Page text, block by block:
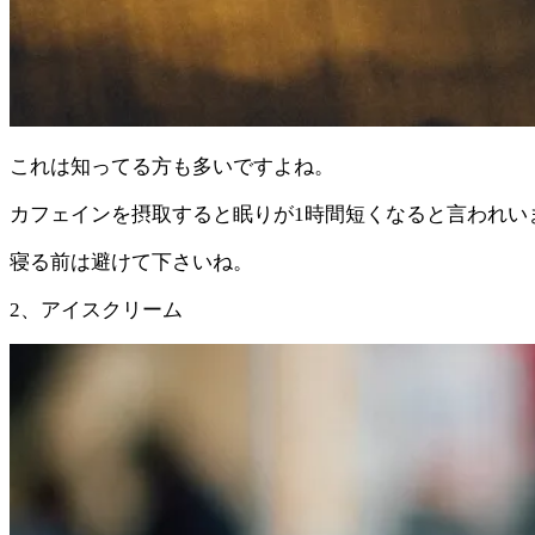
これは知ってる方も多いですよね。
カフェインを摂取すると眠りが1時間短くなると言われい
寝る前は避けて下さいね。
2、アイスクリーム